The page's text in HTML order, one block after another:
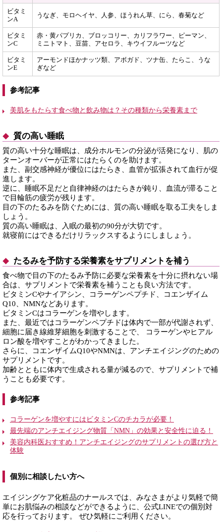
ビタミ
ンA
うなぎ、モロヘイヤ、人参、ほうれん草、にら、春菊など
ビタミ
ンC
赤・黄パプリカ、ブロッコリー、カリフラワー、ピーマン、
ミニトマト、豆苗、アセロラ、キウイフルーツなど
ビタミ
ンE
アーモンドほかナッツ類、アボガド、ツナ缶、たらこ、うな
ぎなど
参考記事
美肌をもたらす食べ物と飲み物は？その種類から栄養素まで
質の高い睡眠
質の高い十分な睡眠は、成分ホルモンの分泌が活発になり、肌の
ターンオーバーが正常にはたらくのを助けます。
また、副交感神経が優位にはたらき、血管が拡張されて血行が促
進します。
逆に、睡眠不足だと自律神経のはたらきが鈍り、血流が滞ること
で目輪筋の疲労が残ります。
目の下のたるみを防ぐためには、質の高い睡眠を取る工夫をしま
しょう。
質の高い睡眠は、入眠の最初の90分が大切です。
就寝前にはできるだけリラックスするようにしましょう。
たるみを予防する栄養素をサプリメントを補う
食べ物で目の下のたるみ予防に必要な栄養素を十分に摂れない場
合は、サプリメントで栄養素を補うことも良い方法です。
ビタミンCやナイアシン、コラーゲンペプチド、コエンザイム
Q10、NMNなどあります。
ビタミンCはコラーゲンを増やします。
また、最近ではコラーゲンペプチドは体内で一部が代謝されず、
細胞に届き線維芽細胞を刺激することで、 コラーゲンやヒアル
ロン酸を増やすことがわかってきました。
さらに、コエンザイムQ10やNMNは、アンチエイジングのための
サプリメントです。
加齢とともに体内で生成される量が減るので、サプリメントで補
うことも必要です。
参考記事
コラーゲンを増やすにはビタミンCのチカラが必要！
最先端のアンチエイジング物質「NMN」の効果と安全性に迫る！
美容内科医おすすめ！アンチエイジングのサプリメントの選び方と
体験
個別に相談したい方へ
エイジングケア化粧品のナールスでは、みなさまがより気軽で簡
単にお肌悩みの相談などができるように、公式LINEでの個別対
応を行っております。 ぜひ気軽にご利用ください。